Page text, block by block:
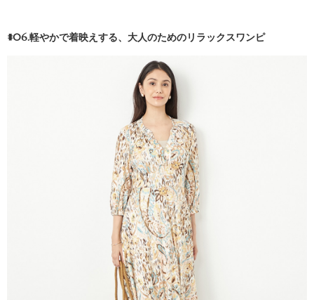
#06.軽やかで着映えする、大人のためのリラックスワンピ